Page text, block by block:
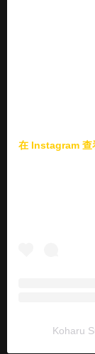
在 Instagram 查
Koharu